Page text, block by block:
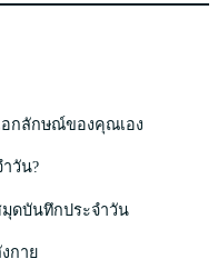
อกลักษณ์ของคุณเอง
วัน?
ดบันทึกประจำวัน
กาย